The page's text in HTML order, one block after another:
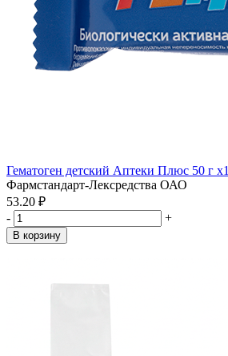
Гематоген детский Аптеки Плюс 50 г x1
Фармстандарт-Лексредства ОАО
53.20 ₽
-
+
В корзину